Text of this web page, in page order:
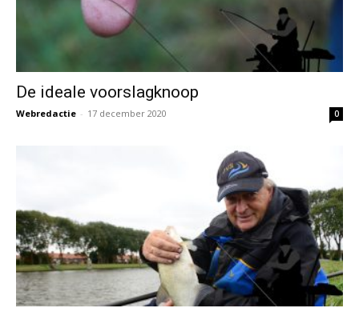
De ideale voorslagknoop
Webredactie - 17 december 2020 0